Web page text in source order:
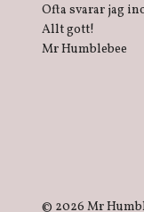
Ofta svarar jag
Allt gott!
Mr Humblebee
© 2026 Mr